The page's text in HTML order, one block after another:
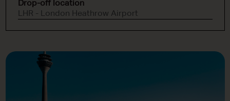
Drop-off location
LHR - London Heathrow Airport